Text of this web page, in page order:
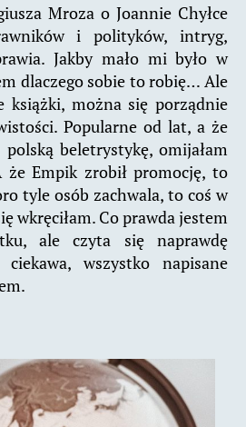
Mroza o Joannie Chyłce
i polityków, intryg,
Jakby mało mi było w
dlaczego sobie to robię… Ale
książki, można się porządnie
Popularne od lat, a że
beletrystykę, omijałam
że Empik zrobił promocję, to
tyle osób zachwala, to coś w
wkręciłam. Co prawda jestem
ale czyta się naprawdę
wszystko napisane